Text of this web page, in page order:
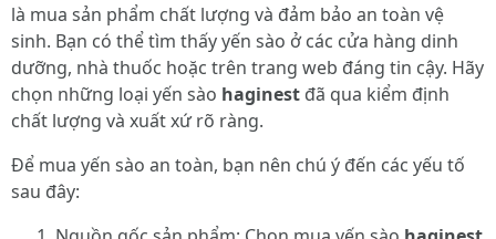
là mua sản phẩm chất lượng và đảm bảo an toàn vệ
sinh. Bạn có thể tìm thấy yến sào ở các cửa hàng dinh
dưỡng, nhà thuốc hoặc trên trang web đáng tin cậy. Hãy
chọn những loại yến sào haginest đã qua kiểm định
chất lượng và xuất xứ rõ ràng.
Để mua yến sào an toàn, bạn nên chú ý đến các yếu tố
sau đây: